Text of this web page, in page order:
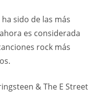
sido de las más
es considerada
rock más
& The E Street